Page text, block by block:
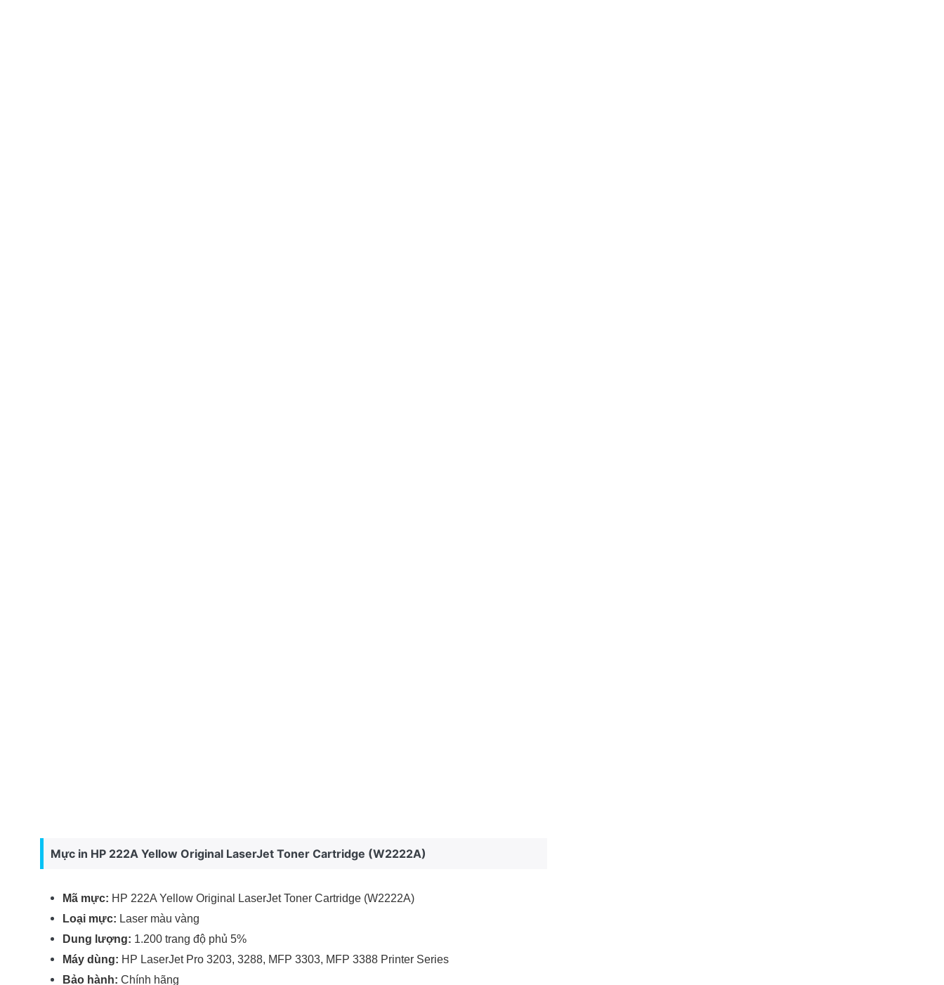
Mực in HP 222A Yellow Original LaserJet Toner Cartridge (W2222A)
Mã mực: HP 222A Yellow Original LaserJet Toner Cartridge (W2222A)
Loại mực: Laser màu vàng
Dung lượng: 1.200 trang độ phủ 5%
Máy dùng: HP LaserJet Pro 3203, 3288, MFP 3303, MFP 3388 Printer Series
Bảo hành: Chính hãng